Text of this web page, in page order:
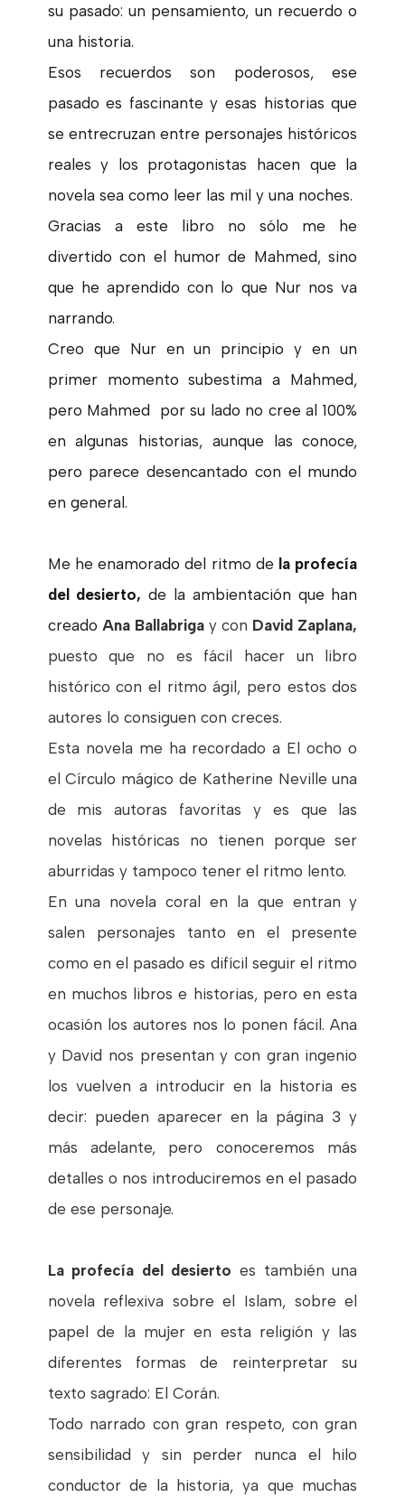
su pasado: un pensamiento, un recuerdo o
una historia.
Esos recuerdos son poderosos, ese
pasado es fascinante y esas historias que
se entrecruzan entre personajes históricos
reales y los protagonistas hacen que la
novela sea como leer las mil y una noches.
Gracias a este libro no sólo me he
divertido con el humor de Mahmed, sino
que he aprendido con lo que Nur nos va
narrando.
Creo que Nur en un principio y en un
primer momento subestima a Mahmed,
pero Mahmed por su lado no cree al 100%
en algunas historias, aunque las conoce,
pero parece desencantado con el mundo
en general.
Me he enamorado del ritmo de la profecía
del desierto,de la ambientación que han
creado Ana Ballabrigay con David Zaplana,
puesto que no es fácil hacer un libro
histórico con el ritmo ágil, pero estos dos
autores lo consiguen con creces.
Esta novela me ha recordado a El ocho o
el Círculo mágico de Katherine Neville una
de mis autoras favoritas y es que las
novelas históricas no tienen porque ser
aburridas y tampoco tener el ritmo lento.
En una novela coral en la que entran y
salen personajes tanto en el presente
como en el pasado es difícil seguir el ritmo
en muchos libros e historias, pero en esta
ocasión los autores nos lo ponen fácil. Ana
y David nos presentan y con gran ingenio
los vuelven a introducir en la historia es
decir: pueden aparecer en la página 3 y
más adelante, pero conoceremos más
detalles o nos introduciremos en el pasado
de ese personaje.
La profecía del desiertoes también una
novela reflexiva sobre el Islam, sobre el
papel de la mujer en esta religión y las
diferentes formas de reinterpretar su
texto sagrado: El Corán.
Todo narrado con gran respeto, con gran
sensibilidad y sin perder nunca el hilo
conductor de la historia, ya que muchas